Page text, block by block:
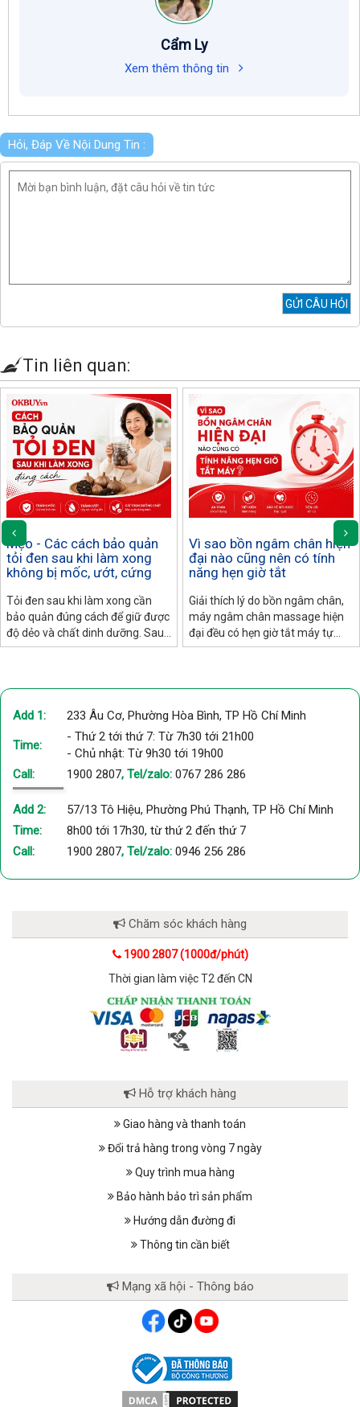
Cẩm Ly
Xem thêm thông tin
Hỏi, Đáp Về Nội Dung Tin :
Tin liên quan:
Mẹo - Các cách bảo quản
tỏi đen sau khi làm xong
không bị mốc, ướt, cứng
Tỏi đen sau khi làm xong cần
bảo quản đúng cách để giữ được
độ dẻo và chất dinh dưỡng. Sau
đây là các bảo quản và cách xử
Vì sao bồn ngâm chân hiện
đại nào cũng nên có tính
năng hẹn giờ tắt
Giải thích lý do bồn ngâm chân,
máy ngâm chân massage hiện
đại đều có hẹn giờ tắt máy tự
động: an toàn điện, bảo vệ sức
Add 1: 233 Âu Cơ, Phường Hòa Bình, TP Hồ Chí Minh
Time:
- Thứ 2 tới thứ 7: Từ 7h30 tới 21h00
- Chủ nhật: Từ 9h30 tới 19h00
Call:
1900 2807, Tel/zalo: 0767 286 286
Add 2:
57/13 Tô Hiệu, Phường Phú Thạnh, TP Hồ Chí Minh
Time:
8h00 tới 17h30, từ thứ 2 đến thứ 7
Call:
1900 2807, Tel/zalo: 0946 256 286
Chăm sóc khách hàng
1900 2807 (1000đ/phút)
Thời gian làm việc T2 đến CN
Hỗ trợ khách hàng
Giao hàng và thanh toán
Đổi trả hàng trong vòng 7 ngày
Quy trình mua hàng
Bảo hành bảo trì sản phẩm
Hướng dẫn đường đi
Thông tin cần biết
Mạng xã hội - Thông báo